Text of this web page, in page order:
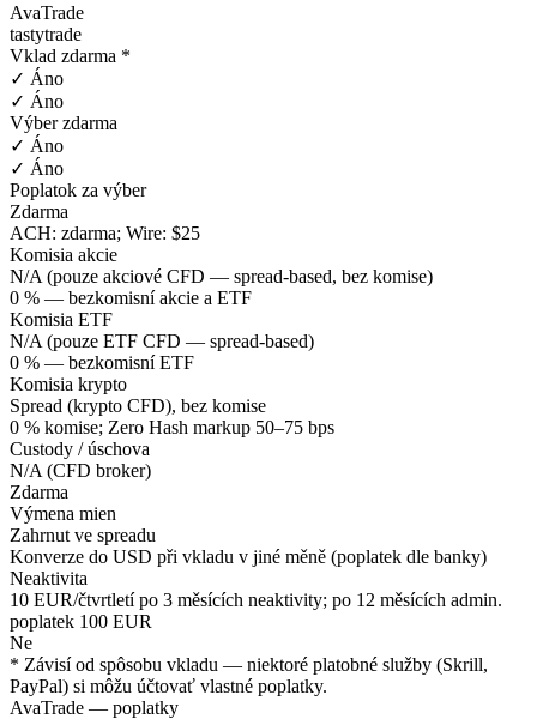
AvaTrade
tastytrade
Vklad zdarma *
✓ Áno
✓ Áno
Výber zdarma
✓ Áno
✓ Áno
Poplatok za výber
Zdarma
ACH: zdarma; Wire: $25
Komisia akcie
N/A (pouze akciové CFD — spread-based, bez komise)
0 % — bezkomisní akcie a ETF
Komisia ETF
N/A (pouze ETF CFD — spread-based)
0 % — bezkomisní ETF
Komisia krypto
Spread (krypto CFD), bez komise
0 % komise; Zero Hash markup 50–75 bps
Custody / úschova
N/A (CFD broker)
Zdarma
Výmena mien
Zahrnut ve spreadu
Konverze do USD při vkladu v jiné měně (poplatek dle banky)
Neaktivita
10 EUR/čtvrtletí po 3 měsících neaktivity; po 12 měsících admin.
poplatek 100 EUR
Ne
* Závisí od spôsobu vkladu — niektoré platobné služby (Skrill,
PayPal) si môžu účtovať vlastné poplatky.
AvaTrade — poplatky